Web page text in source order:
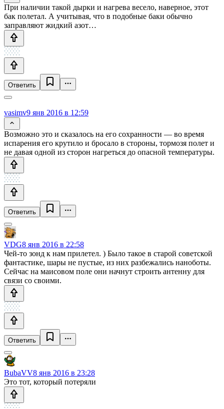
При наличии такой дырки и нагрева весело, наверное, этот
бак полетал. А учитывая, что в подобные баки обычно
заправляют жидкий азот…
Ответить
vasimv9 янв 2016 в 12:59
Возможно это и сказалось на его сохранности — во время
испарения его крутило и бросало в стороны, тормозя полет и
не давая одной из сторон нагреться до опасной температуры.
Ответить
VDG8 янв 2016 в 22:58
Чей-то зонд к нам прилетел. ) Было такое в старой советской
фантастике, шары не пустые, из них разбежались наноботы.
Сейчас на маисовом поле они начнут строить антенну для
связи со своими.
Ответить
BubaVV8 янв 2016 в 23:28
Это тот, который потеряли